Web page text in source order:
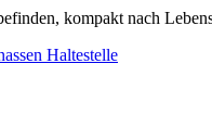
kompakt nach